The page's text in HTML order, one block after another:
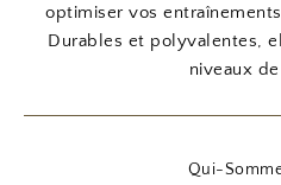
optimiser vos
Durables et polyvalentes,
niveaux
Qui-